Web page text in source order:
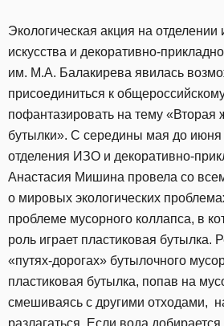
Экологическая акция на отделении
искусства и декоративно-
им. М.А. Балакирева явилась
присоединиться к
пофантазировать на тему «Вторая
бутылки». С середины мая до июня
отделения ИЗО и декоративно-
Анастасия Мишина провела со
о мировых экологических
проблеме мусорного коллапса, в
роль играет пластиковая бутылка.
«путях-дорогах» бутылочного
пластиковая бутылка, попав на
смешиваясь с другими отходами,